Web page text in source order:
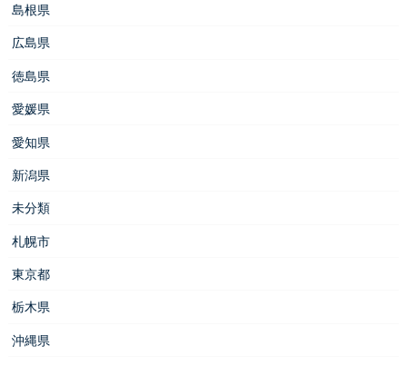
島根県
広島県
徳島県
愛媛県
愛知県
新潟県
未分類
札幌市
東京都
栃木県
沖縄県